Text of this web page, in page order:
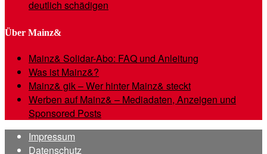
deutlich schädigen
Über Mainz&
Mainz& Solidar-Abo: FAQ und Anleitung
Was ist Mainz&?
Mainz& gik – Wer hinter Mainz& steckt
Werben auf Mainz& – Mediadaten, Anzeigen und
Sponsored Posts
Impressum
Datenschutz